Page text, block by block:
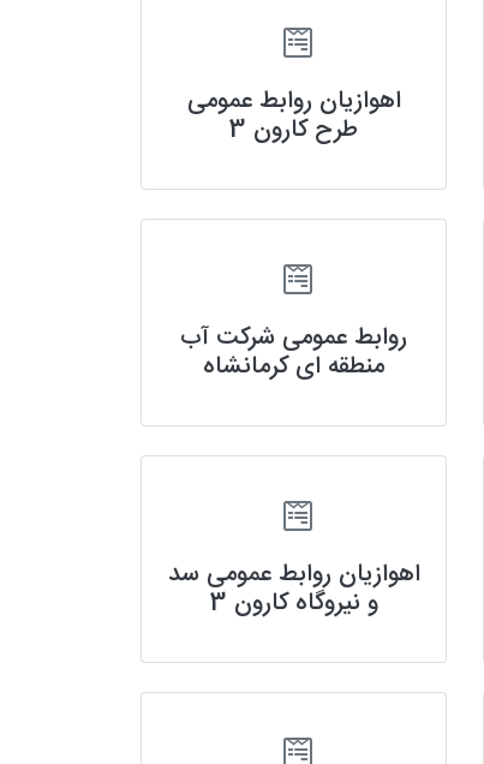
اهوازیان روابط عمومی
طرح کارون 3
روابط عمومی شرکت آب
منطقه ای کرمانشاه
اهوازیان روابط عمومی سد
و نیروگاه کارون 3